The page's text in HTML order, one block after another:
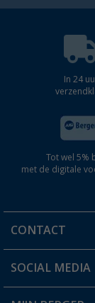
In 24
Tot wel 5%
met de digitale
CONTACT
Een vraag?
SOCIAL MEDIA